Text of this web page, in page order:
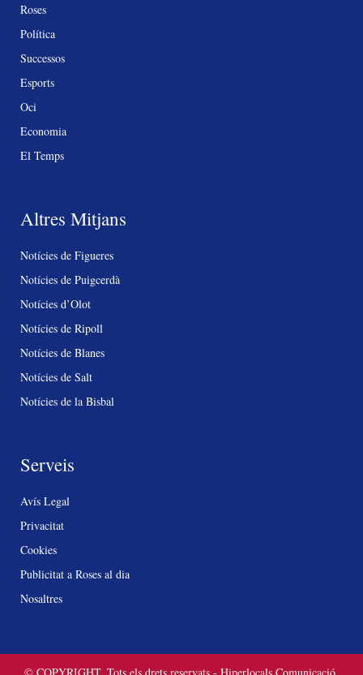
Roses
Política
Successos
Esports
Oci
Economia
El Temps
Altres Mitjans
Notícies de Figueres
Notícies de Puigcerdà
Notícies d’Olot
Notícies de Ripoll
Notícies de Blanes
Notícies de Salt
Notícies de la Bisbal
Serveis
Avís Legal
Privacitat
Cookies
Publicitat a Roses al dia
Nosaltres
© COPYRIGHT. Tots els drets reservats - Hiperlocals Comunicació.